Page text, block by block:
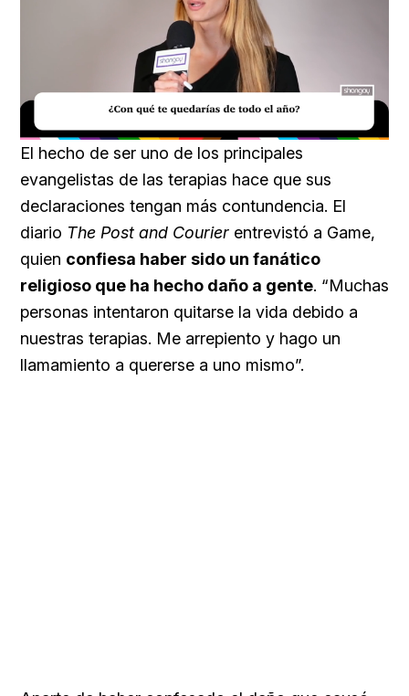
Unmute Loaded:
39.56%
El hecho de ser uno de los principales
evangelistas de las terapias hace que sus
declaraciones tengan más contundencia. El
diario The Post and Courier entrevistó a Game,
quien confiesa haber sido un fanático
religioso que ha hecho daño a gente. “Muchas
personas intentaron quitarse la vida debido a
nuestras terapias. Me arrepiento y hago un
llamamiento a quererse a uno mismo”.